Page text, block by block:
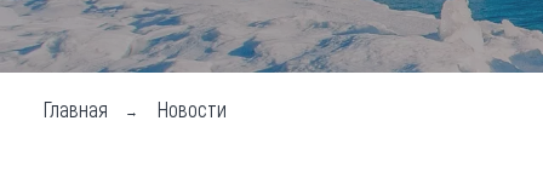
Топ
Главная Новости